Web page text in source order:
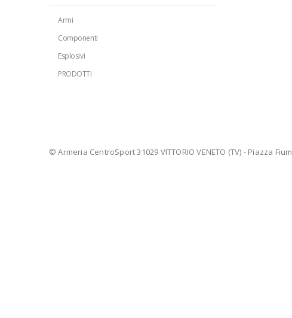
Armi
Componenti
Esplosivi
PRODOTTI
© Armeria CentroSport 31029 VITTORIO VENETO (TV) - Piazza